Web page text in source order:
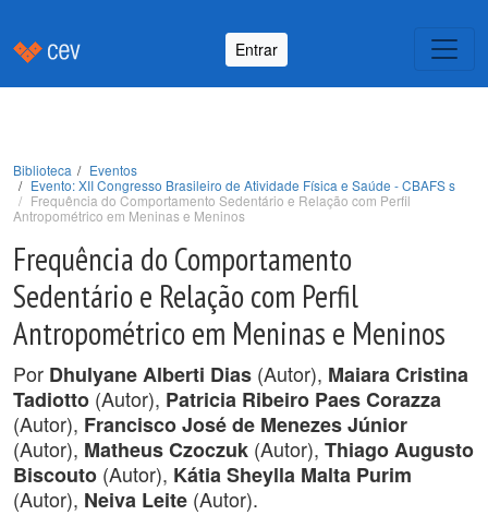
Entrar
Biblioteca
Eventos
Evento: XII Congresso Brasileiro de Atividade Física e Saúde - CBAFS s
Frequência do Comportamento Sedentário e Relação com Perfil
Antropométrico em Meninas e Meninos
Frequência do Comportamento
Sedentário e Relação com Perfil
Antropométrico em Meninas e Meninos
Por Dhulyane Alberti Dias (Autor), Maiara Cristina
Tadiotto (Autor), Patricia Ribeiro Paes Corazza
(Autor), Francisco José de Menezes Júnior
(Autor), Matheus Czoczuk (Autor), Thiago Augusto
Biscouto (Autor), Kátia Sheylla Malta Purim
(Autor), Neiva Leite (Autor).